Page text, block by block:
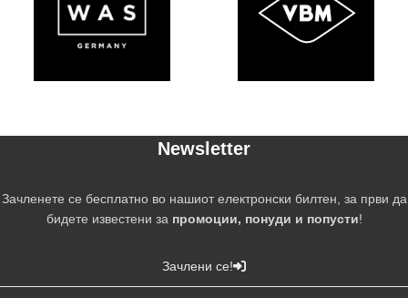
Newsletter
Зачленете се бесплатно во нашиот електронски билтен, за први да
бидете известени за промоции, понуди и попусти!
Зачлени се!